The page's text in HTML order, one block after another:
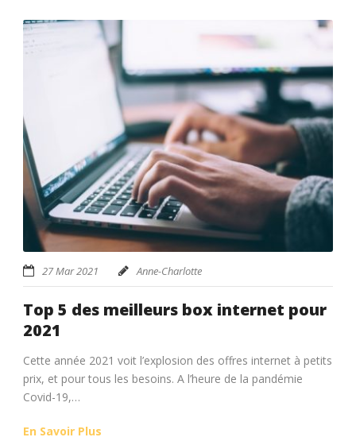
27 Mar 2021 Anne-Charlotte
Top 5 des meilleurs box internet pour
2021
Cette année 2021 voit l’explosion des offres internet à petits
prix, et pour tous les besoins. A l’heure de la pandémie
Covid-19,…
En Savoir Plus